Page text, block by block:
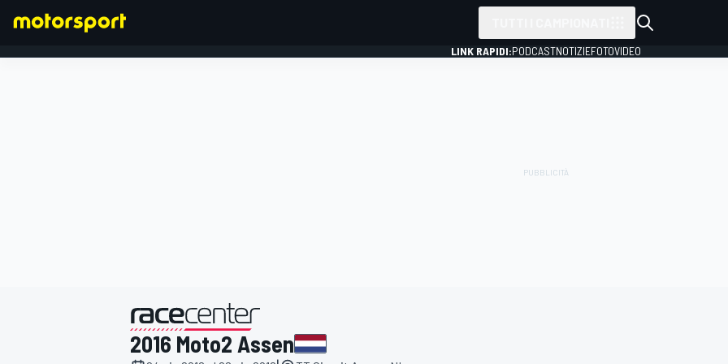
LINK RAPIDI:PODCASTNOTIZIEFOTOVIDEO
presentato da
2016 Moto2 Assen